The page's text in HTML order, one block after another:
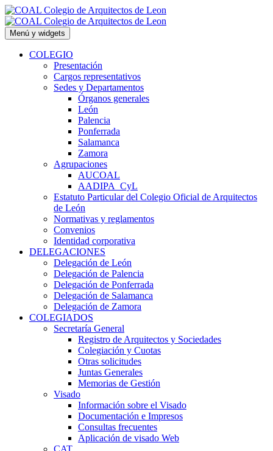
Saltar
al
contenido
Menú y widgets
COLEGIO
Presentación
Cargos representativos
Sedes y Departamentos
Órganos generales
León
Palencia
Ponferrada
Salamanca
Zamora
Agrupaciones
AUCOAL
AADIPA_CyL
Estatuto Particular del Colegio Oficial de Arquitectos
de León
Normativas y reglamentos
Convenios
Identidad corporativa
DELEGACIONES
Delegación de León
Delegación de Palencia
Delegación de Ponferrada
Delegación de Salamanca
Delegación de Zamora
COLEGIADOS
Secretaría General
Registro de Arquitectos y Sociedades
Colegiación y Cuotas
Otras solicitudes
Juntas Generales
Memorias de Gestión
Visado
Información sobre el Visado
Documentación e Impresos
Consultas frecuentes
Aplicación de visado Web
CAT